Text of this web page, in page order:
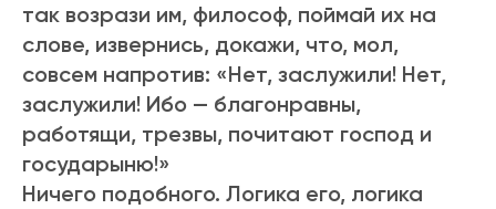
так возрази им, философ, поймай их на
слове, извернись, докажи, что, мол,
совсем напротив: «Нет, заслужили! Нет,
заслужили! Ибо — благонравны,
работящи, трезвы, почитают господ и
государыню!»
Ничего подобного. Логика его, логика